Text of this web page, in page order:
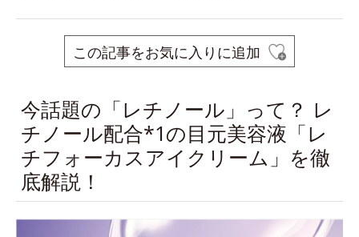
この記事をお気に入りに追加
今話題の「レチノール」って？ レ
チノール配合*1の目元美容液「レ
チフォーカスアイクリーム」を徹
底解説！